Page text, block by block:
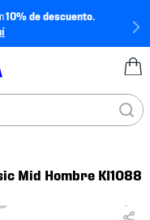
10% de descuento.
Mid Hombre KI1088